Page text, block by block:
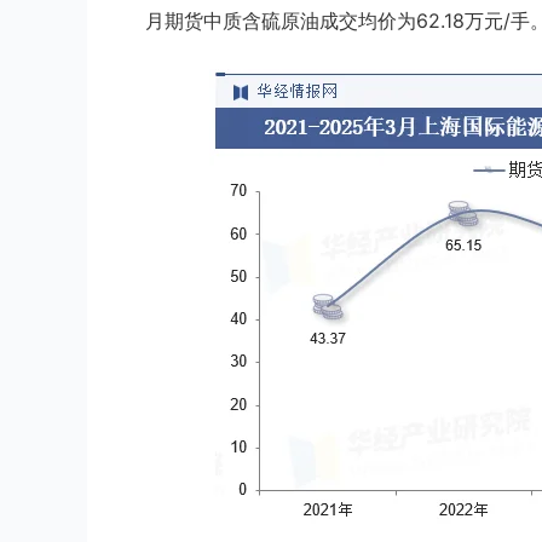
月期货中质含硫原油成交均价为62.18万元/手